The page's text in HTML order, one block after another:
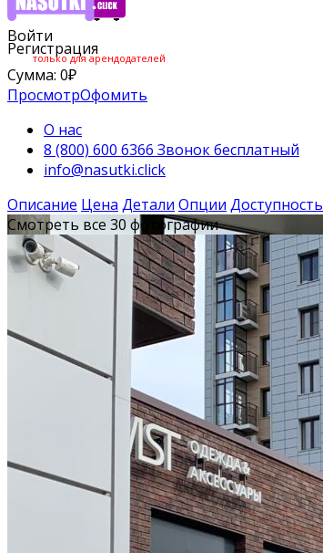
Войти
Регистрация
только для арендодателей
Сумма: 0₽
ПросмотрОфомить
О нас
8 (800) 600 6366 Звонок бесплатный
info@nasutki.click
Описание Цена Детали Опции Доступность
Смотреть все 30 фотографии